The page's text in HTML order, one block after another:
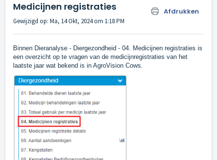
Medicijnen registraties Afdrukken
Gewijzigd op: Ma, 14 Okt, 2024 om 1:18 PM
Binnen Dieranalyse - Diergezondheid - 04. Medicijnen registraties is
een overzicht op te vragen van de medicijnregistraties van het
laatste jaar wat bekend is in AgroVision Cows.